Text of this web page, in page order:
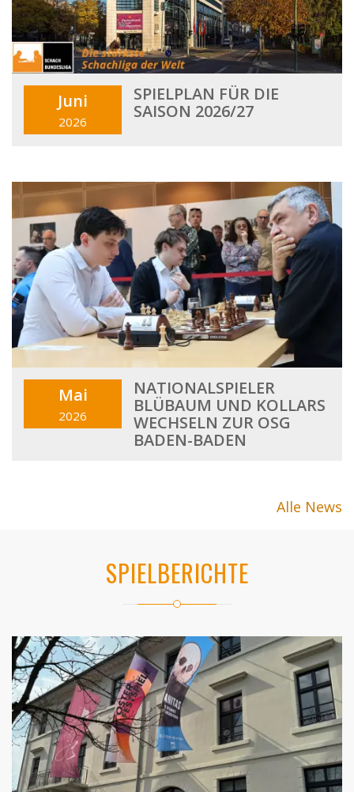
Juni
2026
SPIELPLAN FÜR DIE
SAISON 2026/27
Mai
2026
NATIONALSPIELER
BLÜBAUM UND KOLLARS
WECHSELN ZUR OSG
BADEN-BADEN
Alle News
SPIELBERICHTE